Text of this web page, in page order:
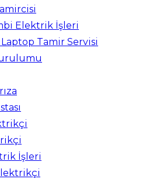
Elektrik İşleri
Tamir Servisi
İşleri